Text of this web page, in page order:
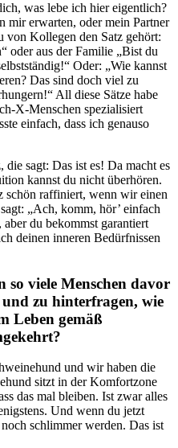
was lebe ich hier eigentlich?
mir erwarten, oder mein Partner
von Kollegen den Satz gehört:
oder aus der Familie „Bist du
Oder: „Wie kannst
Das sind doch viel zu
All diese Sätze habe
X-Menschen spezialisiert
einfach, dass ich genauso
sagt: Das ist es! Da macht es
kannst du nicht überhören.
schön raffiniert, wenn wir einen
„Ach, komm, hör’ einfach
du bekommst garantiert
deinen inneren Bedürfnissen
so viele Menschen davor
zu hinterfragen, wie
Leben gemäß
und wir haben die
sitzt in der Komfortzone
das mal bleiben. Ist zwar alles
Und wenn du jetzt
schlimmer werden. Das ist